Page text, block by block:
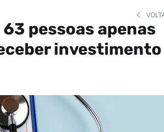
pessoas apenas
investimento